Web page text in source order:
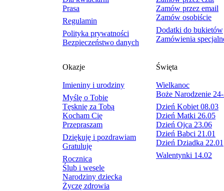
Prasa
Regulamin
Polityka prywatności
Bezpieczeństwo danych
Zamów przez email
Zamów osobiście
Dodatki do bukietów
Zamówienia
Okazje
Imieniny i urodziny
Myślę o Tobie
Tęsknię za Tobą
Kocham Cię
Przepraszam
Dziękuję i pozdrawiam
Gratuluję
Rocznica
Ślub i wesele
Narodziny dziecka
Życzę zdrowia
Święta
Wielkanoc
Boże Narodzenie
Dzień Kobiet 08.03
Dzień Matki 26.05
Dzień Ojca 23.06
Dzień Babci 21.01
Dzień Dziadka 22.01
Walentynki 14.02